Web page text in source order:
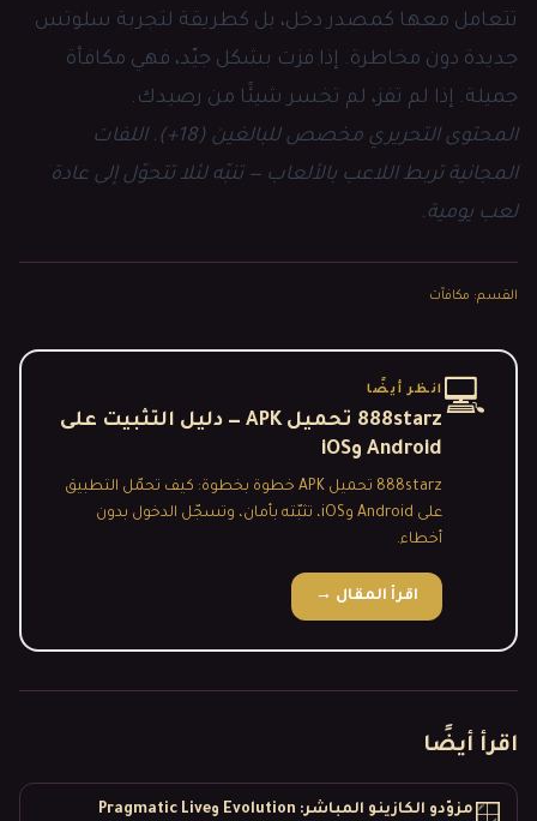
تتعامل معها كمصدر دخل، بل كطريقة لتجربة سلوتس
جديدة دون مخاطرة. إذا فزت بشكل جيّد، فهي مكافأة
جميلة. إذا لم تفز، لم تخسر شيئًا من رصيدك.
المحتوى التحريري مخصص للبالغين (18+). اللفات
المجانية تربط اللاعب بالألعاب — تنبّه لئلا تتحوّل إلى عادة
لعب يومية.
القسم: مكافآت
💻 انظر أيضًا
888starz تحميل APK — دليل التثبيت على
Android وiOS
888starz تحميل APK خطوة بخطوة: كيف تحمّل التطبيق
على Android وiOS، تثبّته بأمان، وتسجّل الدخول بدون
أخطاء.
اقرأ المقال →
اقرأ أيضًا
مزوّدو الكازينو المباشر: Evolution وPragmatic Live